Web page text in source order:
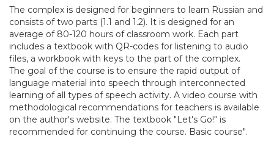
The complex is designed for beginners to learn Russian and
consists of two parts (1.1 and 1.2). It is designed for an
average of 80-120 hours of classroom work. Each part
includes a textbook with QR-codes for listening to audio
files, a workbook with keys to the part of the complex.
The goal of the course is to ensure the rapid output of
language material into speech through interconnected
learning of all types of speech activity. A video course with
methodological recommendations for teachers is available
on the author's website. The textbook "Let's Go!" is
recommended for continuing the course. Basic course".